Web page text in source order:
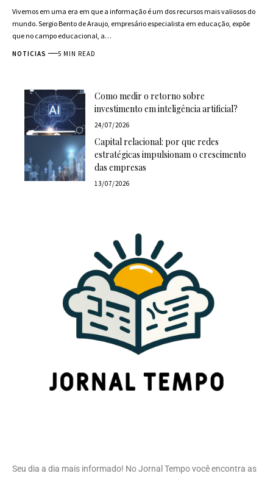
Vivemos em uma era em que a informação é um dos recursos mais valiosos do
mundo. Sergio Bento de Araujo, empresário especialista em educação, expõe
que no campo educacional, a…
NOTICIAS 5 MIN READ
Como medir o retorno sobre
investimento em inteligência artificial?
24/07/2026
Capital relacional: por que redes
estratégicas impulsionam o crescimento
das empresas
13/07/2026
Seu dia a dia mais informado! No Jornal Tempo você encontra as